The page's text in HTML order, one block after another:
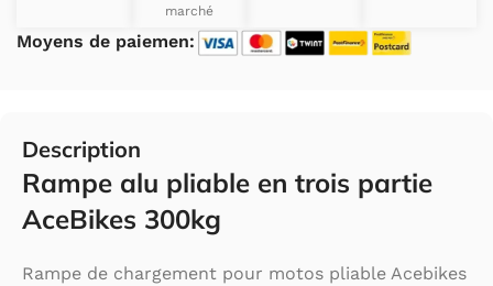
marché
Moyens de paiemen:
Description
Rampe alu pliable en trois partie
AceBikes 300kg
Rampe de chargement pour motos pliable Acebikes